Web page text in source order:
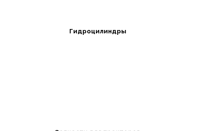
Гидроцилиндры